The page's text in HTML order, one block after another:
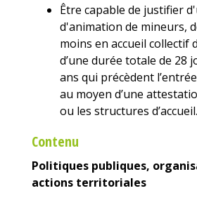
Être capable de justifier
d'animation de mineurs,
moins en accueil collectif
d’une durée totale de 28
ans qui précèdent
au moyen d’une
ou les structures d’accueil.
Contenu
Politiques publiques,
actions territoriales